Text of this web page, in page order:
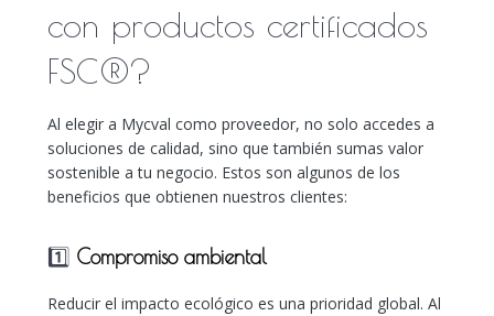
con productos certificados
FSC®?
Al elegir a Mycval como proveedor, no solo accedes a
soluciones de calidad, sino que también sumas valor
sostenible a tu negocio. Estos son algunos de los
beneficios que obtienen nuestros clientes:
1️⃣ Compromiso ambiental
Reducir el impacto ecológico es una prioridad global. Al